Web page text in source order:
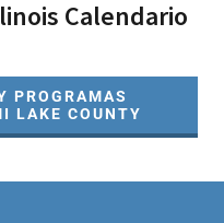
Calendario
PROGRAMAS
LAKE COUNTY